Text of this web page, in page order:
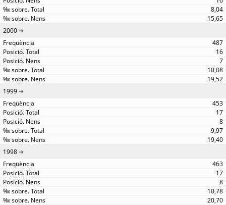
8,04
15,65
2000
487
16
7
10,08
19,52
1999
453
17
8
9,97
19,40
1998
463
17
8
10,78
20,70